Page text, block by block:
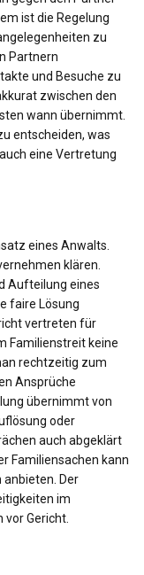
ist die Regelung
zu
Partnern
und Besuche zu
zwischen den
wann übernimmt.
entscheiden, was
eine Vertretung
eines Anwalts.
klären.
Aufteilung eines
faire Lösung
vertreten für
Familienstreit keine
rechtzeitig zum
Ansprüche
übernimmt von
oder
auch abgeklärt
Familiensachen kann
Der
im
Gericht.